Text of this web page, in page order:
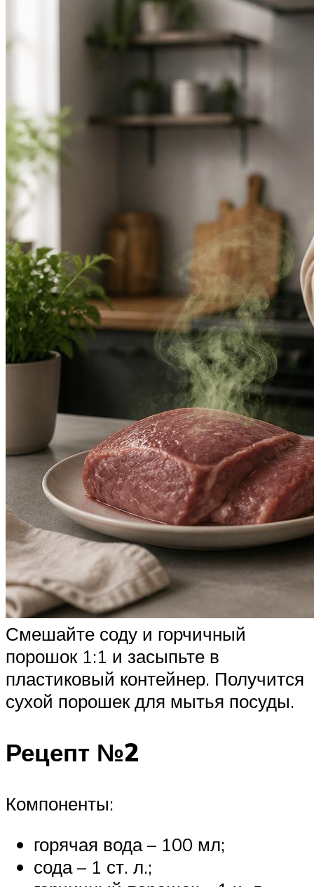
Смешайте соду и горчичный
порошок 1:1 и засыпьте в
пластиковый контейнер. Получится
сухой порошек для мытья посуды.
Рецепт №2
Компоненты:
горячая вода – 100 мл;
сода – 1 ст. л.;